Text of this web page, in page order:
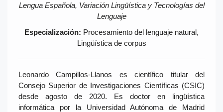
Lengua Española, Variación Lingüística y Tecnologías del
Lenguaje
Especialización: Procesamiento del lenguaje natural,
Lingüística de corpus
Leonardo Campillos-Llanos es científico titular del
Consejo Superior de Investigaciones Científicas (CSIC)
desde agosto de 2020. Es doctor en lingüística
informática por la Universidad Autónoma de Madrid